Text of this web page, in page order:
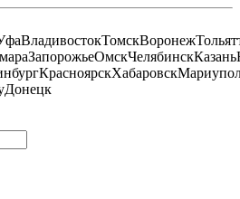
ВладивостокТомскВоронеж
ЗапорожьеОмскЧелябинскКазань
КрасноярскХабаровск
Донецк